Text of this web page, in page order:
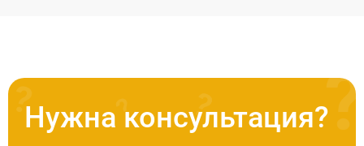
Нужна консультация?